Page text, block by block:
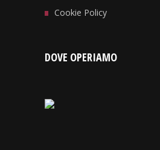
Cookie Policy
DOVE OPERIAMO